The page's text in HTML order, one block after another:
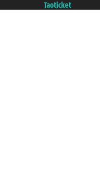
Taoticket